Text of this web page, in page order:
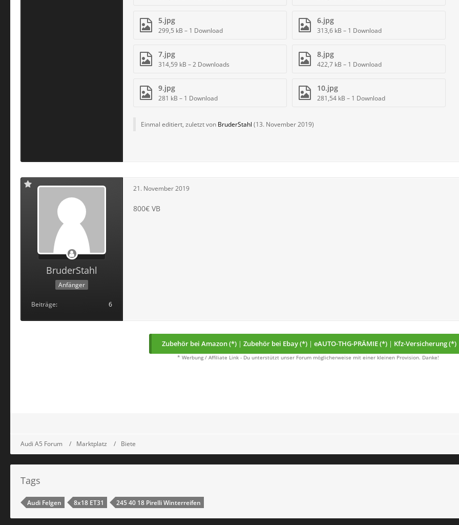
5.jpg
299,5 kB – 1 Download
6.jpg
313,6 kB – 1 Download
7.jpg
314,59 kB – 2 Downloads
8.jpg
422,7 kB – 1 Download
9.jpg
281 kB – 1 Download
10.jpg
281,54 kB – 1 Download
Einmal editiert, zuletzt von BruderStahl (13. November 2019)
BruderStahl
Anfänger
Beiträge 6
21. November 2019
800€ VB
Zubehör bei Amazon (*) | Zubehör bei Ebay (*) | eAUTO-THG-PRÄMIE (*) | Kfz-Versicherung (*)
* Werbung / Affiliate Link - Du unterstützt unser Forum möglicherweise mit einer kleinen Provision. Danke!
Audi A5 Forum Marktplatz Biete
Tags
Audi Felgen 8x18 ET31 245 40 18 Pirelli Winterreifen